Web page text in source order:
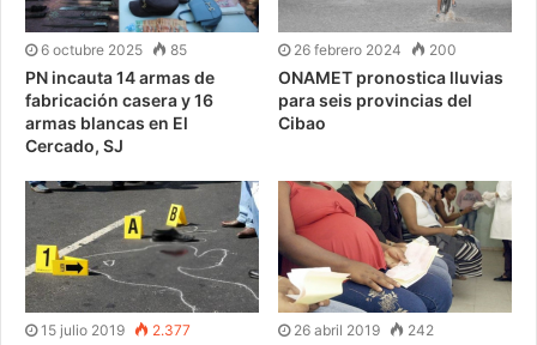
6 octubre 2025 85
PN incauta 14 armas de
fabricación casera y 16
armas blancas en El
Cercado, SJ
26 febrero 2024 200
ONAMET pronostica lluvias
para seis provincias del
Cibao
15 julio 2019 2.377 26 abril 2019 242